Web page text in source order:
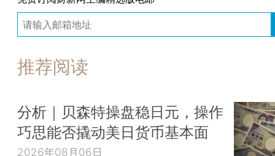
推荐阅读
分析｜贝森特操盘稳日元，操作
巧思能否撬动美日货币基本面
2026年08月06日